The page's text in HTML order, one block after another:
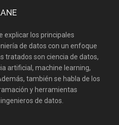
explicar los principales
de datos con un enfoque
tratados son ciencia de datos,
artificial, machine learning,
también se habla de los
y herramientas
de datos.